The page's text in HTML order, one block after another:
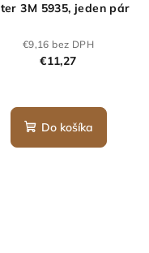
3M 5935, jeden pár
€9,16 bez DPH
€11,27
Do košíka